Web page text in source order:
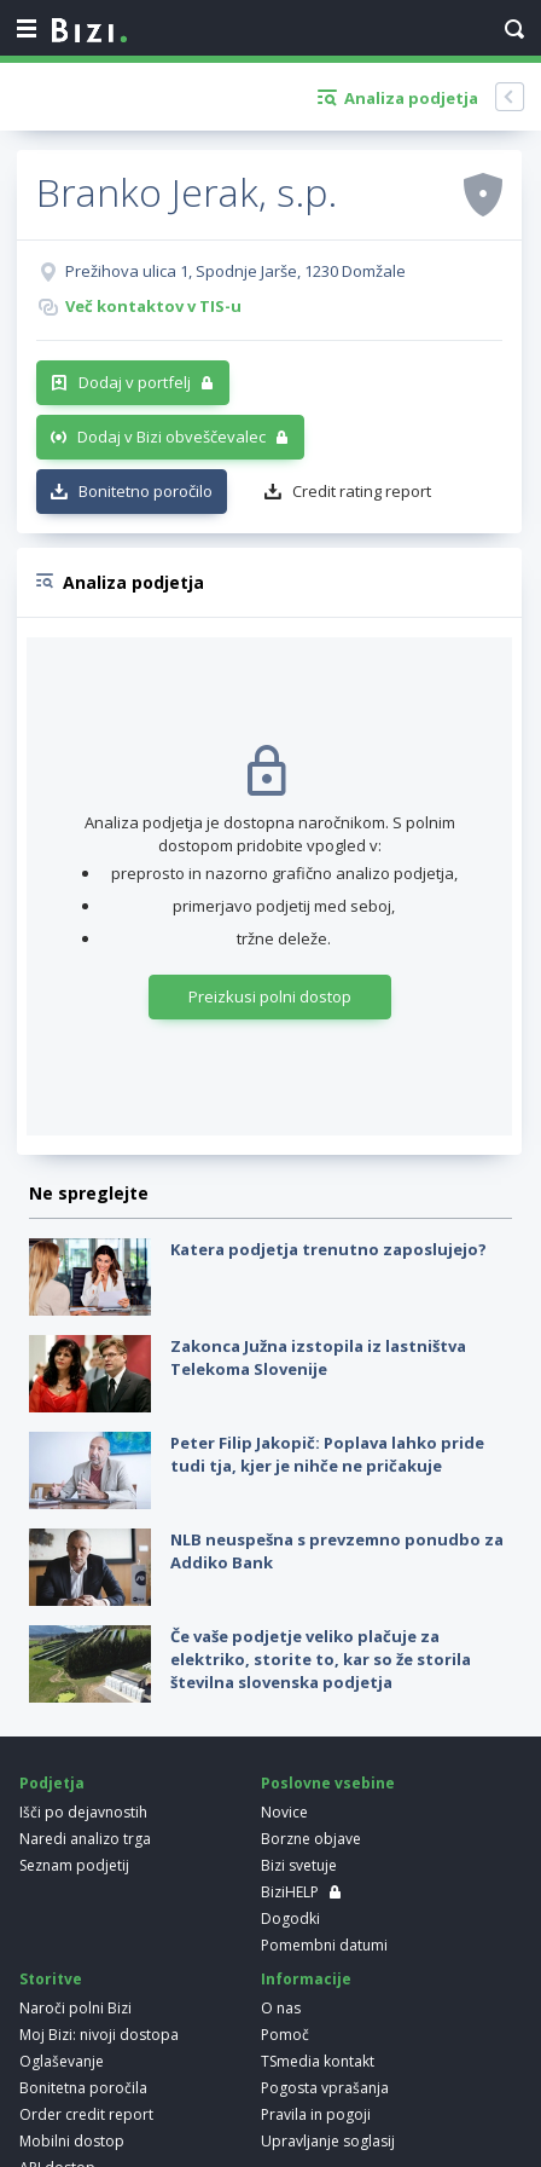
Analiza podjetja
Branko Jerak, s.p.
Prežihova ulica 1, Spodnje Jarše, 1230 Domžale
Več kontaktov v TIS-u
Dodaj v portfelj
Dodaj v Bizi obveščevalec
Bonitetno poročilo Credit rating report
Analiza podjetja
Analiza podjetja je dostopna naročnikom. S polnim
dostopom pridobite vpogled v:
preprosto in nazorno grafično analizo podjetja,
primerjavo podjetij med seboj,
tržne deleže.
Preizkusi polni dostop
Ne spreglejte
Katera podjetja trenutno zaposlujejo?
Zakonca Južna izstopila iz lastništva
Telekoma Slovenije
Peter Filip Jakopič: Poplava lahko pride
tudi tja, kjer je nihče ne pričakuje
NLB neuspešna s prevzemno ponudbo za
Addiko Bank
Če vaše podjetje veliko plačuje za
elektriko, storite to, kar so že storila
številna slovenska podjetja
Podjetja
Išči po dejavnostih
Naredi analizo trga
Seznam podjetij
Poslovne vsebine
Novice
Borzne objave
Bizi svetuje
BiziHELP
Dogodki
Pomembni datumi
Storitve
Naroči polni Bizi
Moj Bizi: nivoji dostopa
Oglaševanje
Bonitetna poročila
Order credit report
Mobilni dostop
Informacije
O nas
Pomoč
TSmedia kontakt
Pogosta vprašanja
Pravila in pogoji
Upravljanje soglasij